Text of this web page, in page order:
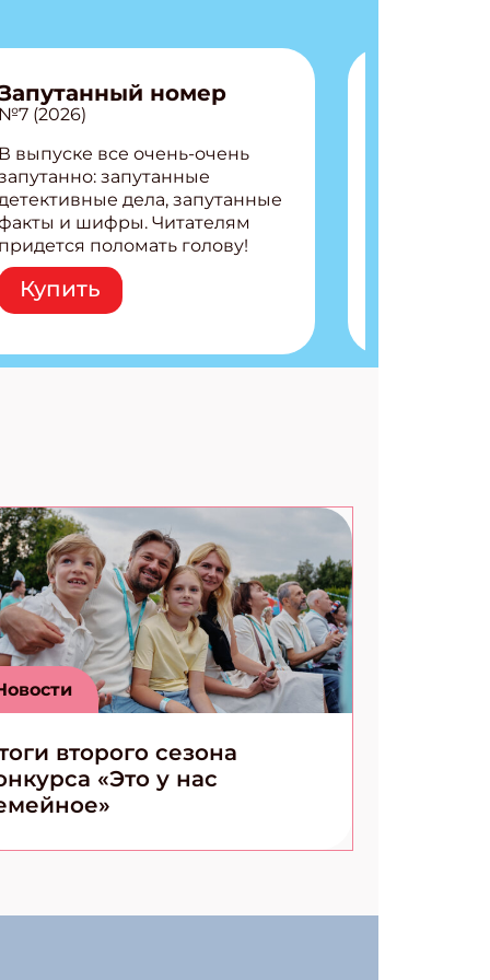
номер
№7 (2026)
В выпуске все очень-очень
запутанные
дела, запутанные
и шифры. Читателям
придется поломать голову!
Внутри: Шифры и
расшифровки Плетем
запутанные поделки
коды 3 комикса
Купить
второго сезона
«Это у нас